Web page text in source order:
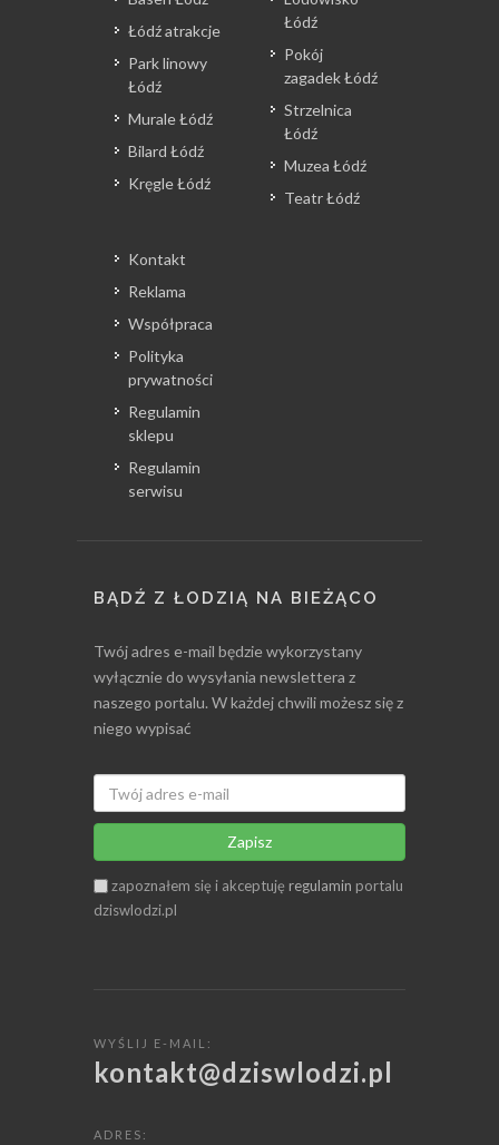
Łódź atrakcje
Park linowy
Łódź
Murale Łódź
Bilard Łódź
Kręgle Łódź
Łódź
Pokój
zagadek Łódź
Strzelnica
Łódź
Muzea Łódź
Teatr Łódź
Kontakt
Reklama
Współpraca
Polityka
prywatności
Regulamin
sklepu
Regulamin
serwisu
BĄDŹ Z ŁODZIĄ NA BIEŻĄCO
Twój adres e-mail będzie wykorzystany
wyłącznie do wysyłania newslettera z
naszego portalu. W każdej chwili możesz się z
niego wypisać
Zapisz
zapoznałem się i akceptuję regulamin portalu
dziswlodzi.pl
WYŚLIJ E-MAIL:
kontakt@dziswlodzi.pl
ADRES: